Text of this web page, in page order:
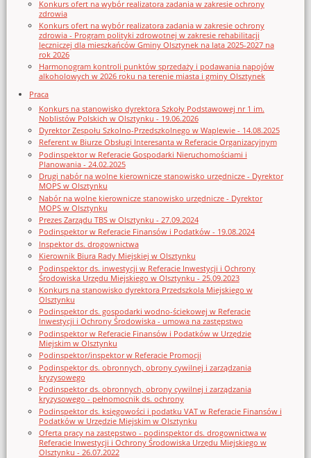
Konkurs ofert na wybór realizatora zadania w zakresie ochrony
zdrowia
Konkurs ofert na wybór realizatora zadania w zakresie ochrony
zdrowia - Program polityki zdrowotnej w zakresie rehabilitacji
leczniczej dla mieszkańców Gminy Olsztynek na lata 2025-2027 na
rok 2026
Harmonogram kontroli punktów sprzedaży i podawania napojów
alkoholowych w 2026 roku na terenie miasta i gminy Olsztynek
Praca
Konkurs na stanowisko dyrektora Szkoły Podstawowej nr 1 im.
Noblistów Polskich w Olsztynku - 19.06.2026
Dyrektor Zespołu Szkolno-Przedszkolnego w Waplewie - 14.08.2025
Referent w Biurze Obsługi Interesanta w Referacie Organizacyjnym
Podinspektor w Referacie Gospodarki Nieruchomościami i
Planowania - 24.02.2025
Drugi nabór na wolne kierownicze stanowisko urzędnicze - Dyrektor
MOPS w Olsztynku
Nabór na wolne kierownicze stanowisko urzędnicze - Dyrektor
MOPS w Olsztynku
Prezes Zarządu TBS w Olsztynku - 27.09.2024
Podinspektor w Referacie Finansów i Podatków - 19.08.2024
Inspektor ds. drogownictwa
Kierownik Biura Rady Miejskiej w Olsztynku
Podinspektor ds. inwestycji w Referacie Inwestycji i Ochrony
Środowiska Urzędu Miejskiego w Olsztynku - 25.09.2023
Konkurs na stanowisko dyrektora Przedszkola Miejskiego w
Olsztynku
Podinspektor ds. gospodarki wodno-ściekowej w Referacie
Inwestycji i Ochrony Środowiska - umowa na zastępstwo
Podinspektor w Referacie Finansów i Podatków w Urzędzie
Miejskim w Olsztynku
Podinspektor/inspektor w Referacie Promocji
Podinspektor ds. obronnych, obrony cywilnej i zarządzania
kryzysowego
Podinspektor ds. obronnych, obrony cywilnej i zarządzania
kryzysowego - pełnomocnik ds. ochrony
Podinspektor ds. księgowości i podatku VAT w Referacie Finansów i
Podatków w Urzędzie Miejskim w Olsztynku
Oferta pracy na zastępstwo - podinspektor ds. drogownictwa w
Referacie Inwestycji i Ochrony Środowiska Urzędu Miejskiego w
Olsztynku - 26.07.2022